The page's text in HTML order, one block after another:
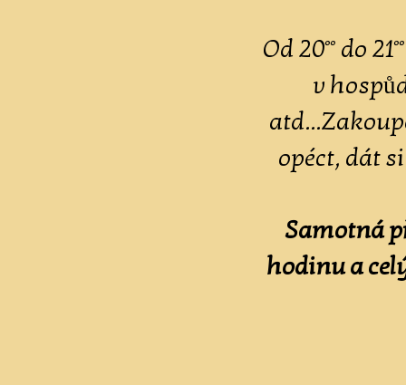
Od 20°° do
v
opéct, dát
Samotná
hodinu a